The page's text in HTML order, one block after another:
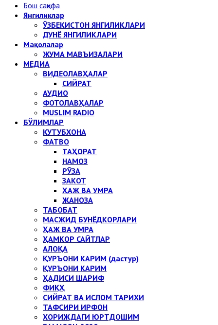
Бош саҳифа
Янгиликлар
ЎЗБЕКИСТОН ЯНГИЛИКЛАРИ
ДУНЁ ЯНГИЛИКЛАРИ
Мақолалар
ЖУМА МАВЪИЗАЛАРИ
МЕДИА
ВИДЕОЛАВҲАЛАР
СИЙРАТ
АУДИО
ФОТОЛАВҲАЛАР
MUSLIM RADIO
БЎЛИМЛАР
КУТУБХОНА
ФАТВО
ТАҲОРАТ
НАМОЗ
РЎЗА
ЗАКОТ
ҲАЖ ВА УМРА
ЖАНОЗА
ТАБОБАТ
МАСЖИД БУНЁДКОРЛАРИ
ҲАЖ ВА УМРА
ҲАМКОР САЙТЛАР
АЛОҚА
ҚУРЪОНИ КАРИМ (дастур)
ҚУРЪОНИ КАРИМ
ҲАДИСИ ШАРИФ
ФИҚҲ
СИЙРАТ ВА ИСЛОМ ТАРИХИ
ТАФСИРИ ИРФОН
ХОРИЖДАГИ ЮРТДОШИМ